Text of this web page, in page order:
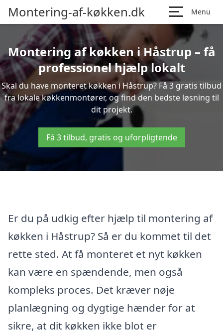
Montering-af-køkken.dk Menu
Montering af køkken i Håstrup – få
professionel hjælp lokalt
Skal du have monteret køkken i Håstrup? Få 3 gratis tilbud
fra lokale køkkenmontører, og find den bedste løsning til
dit projekt.
Få 3 tilbud, gratis og uforpligtende
Er du på udkig efter hjælp til montering af
køkken i Håstrup? Så er du kommet til det
rette sted. At få monteret et nyt køkken
kan være en spændende, men også
kompleks proces. Det kræver nøje
planlægning og dygtige hænder for at
sikre, at dit køkken ikke blot er